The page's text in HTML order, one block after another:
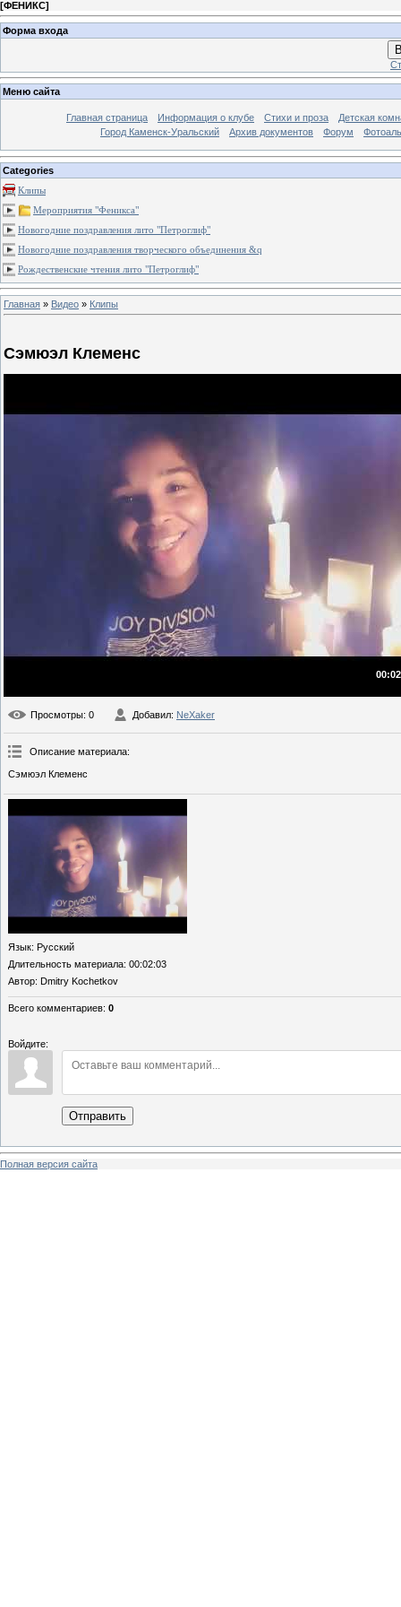
[ФЕНИКС]
Форма входа
Меню сайта
Главная страница Информация о клубе Стихи и проза
Детская
Город Каменск-Уральский
Архив документов Форум
Categories
Клипы
Мероприятия "Феникса"
Новогодние поздравления лито "Петроглиф"
Новогодние поздравления творческого объединения &q
Рождественские чтения лито "Петроглиф"
Главная » Видео » Клипы
Сэмюэл Клеменс
Просмотры: 0 Добавил: NeXaker
Описание материала:
Сэмюэл Клеменс
Язык: Русский
Длительность материала: 00:02:03
Автор: Dmitry Kochetkov
Всего комментариев: 0
Войдите:
Отправить
Полная версия сайта